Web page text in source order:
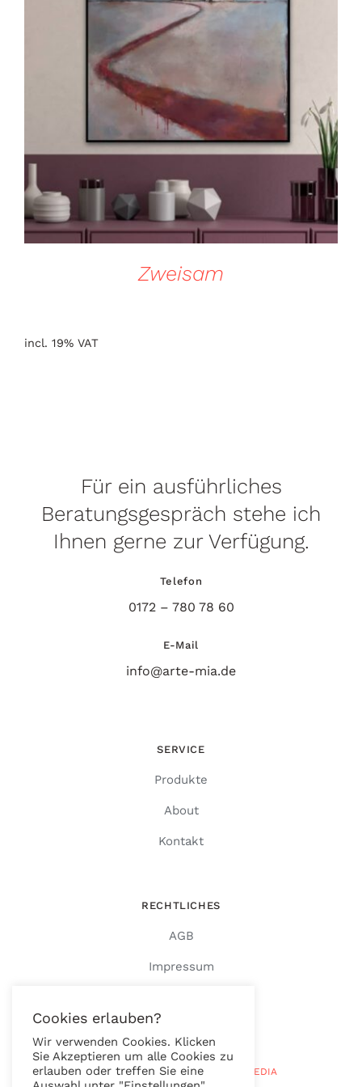
DETAILS
Zweisam
incl. 19% VAT
Für ein ausführliches
Beratungsgespräch stehe ich
Ihnen gerne zur Verfügung.
Telefon
0172 – 780 78 60
E-Mail
info@arte-mia.de
SERVICE
Produkte
About
Kontakt
RECHTLICHES
AGB
Impressum
© Copyright 2026 |RAUTENBERG MEDIA
Cookies erlauben?
Wir verwenden Cookies. Klicken
Sie Akzeptieren um alle Cookies zu
erlauben oder treffen Sie eine